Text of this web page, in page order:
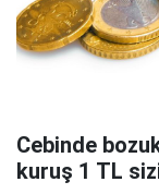
Cebinde
kuruş 1 TL